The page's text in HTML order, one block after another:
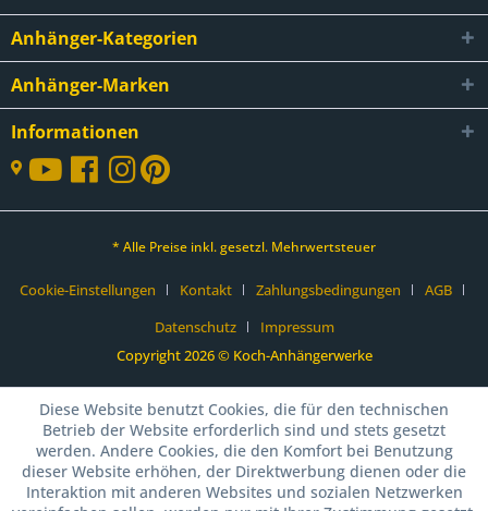
Anhänger-Kategorien
Anhänger-Marken
Informationen
* Alle Preise inkl. gesetzl. Mehrwertsteuer
Cookie-Einstellungen Kontakt Zahlungsbedingungen
AGB
Datenschutz
Impressum
Copyright 2026 © Koch-Anhängerwerke
Diese Website benutzt Cookies, die für den technischen
Betrieb der Website erforderlich sind und stets gesetzt
werden. Andere Cookies, die den Komfort bei Benutzung
dieser Website erhöhen, der Direktwerbung dienen oder die
Interaktion mit anderen Websites und sozialen Netzwerken